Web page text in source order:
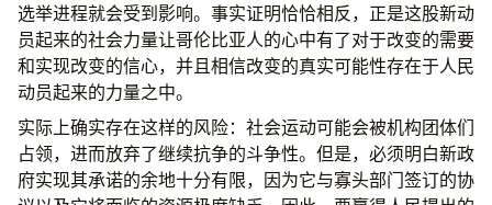
选举进程就会受到影响。事实证明恰恰相反，正是这股新动
员起来的社会力量让哥伦比亚人的心中有了对于改变的需要
和实现改变的信心，并且相信改变的真实可能性存在于人民
动员起来的力量之中。
实际上确实存在这样的风险：社会运动可能会被机构团体们
占领，进而放弃了继续抗争的斗争性。但是，必须明白新政
府实现其承诺的余地十分有限，因为它与寡头部门签订的协